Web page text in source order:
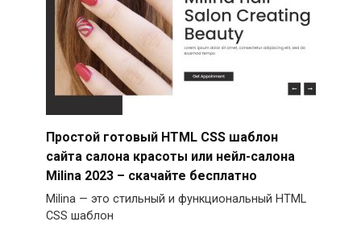
Простой готовый HTML CSS шаблон
сайта салона красоты или нейл-салона
Milina 2023 – скачайте бесплатно
Milina — это стильный и функциональный HTML
CSS шаблон